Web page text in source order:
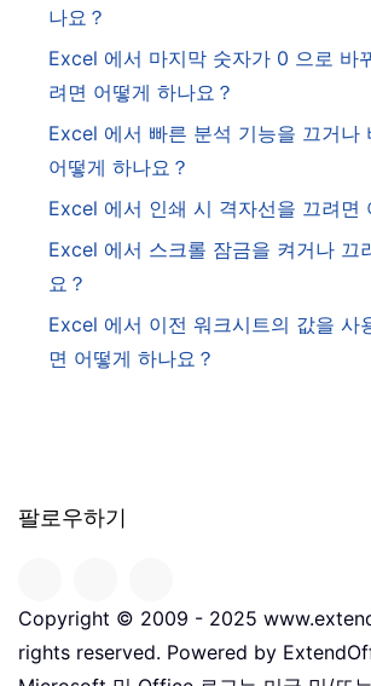
나요？
Excel 에서 마지막 숫자가 0 으로 바
려면 어떻게 하나요？
Excel 에서 빠른 분석 기능을 끄거나
어떻게 하나요？
Excel 에서 인쇄 시 격자선을 끄려면
Excel 에서 스크롤 잠금을 켜거나 끄
요？
Excel 에서 이전 워크시트의 값을 사
면 어떻게 하나요？
팔로우하기
Copyright © 2009 - 2025
rights reserved. Powered by